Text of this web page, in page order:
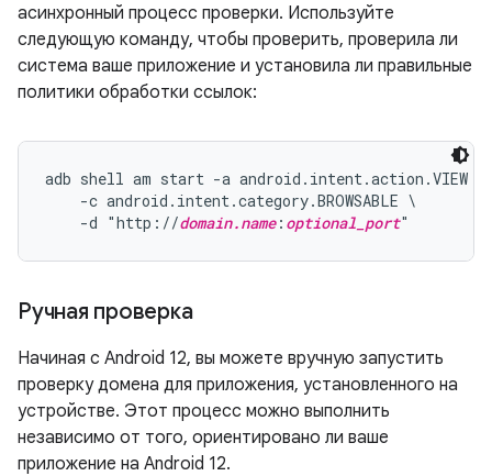
асинхронный процесс проверки. Используйте
следующую команду, чтобы проверить, проверила ли
система ваше приложение и установила ли правильные
политики обработки ссылок:
adb shell am start -a android.intent.action.VIEW \
    -c android.intent.category.BROWSABLE \
    -d "http://
domain.name: optional_port
Ручная проверка
Начиная с Android 12, вы можете вручную запустить
проверку домена для приложения, установленного на
устройстве. Этот процесс можно выполнить
независимо от того, ориентировано ли ваше
приложение на Android 12.